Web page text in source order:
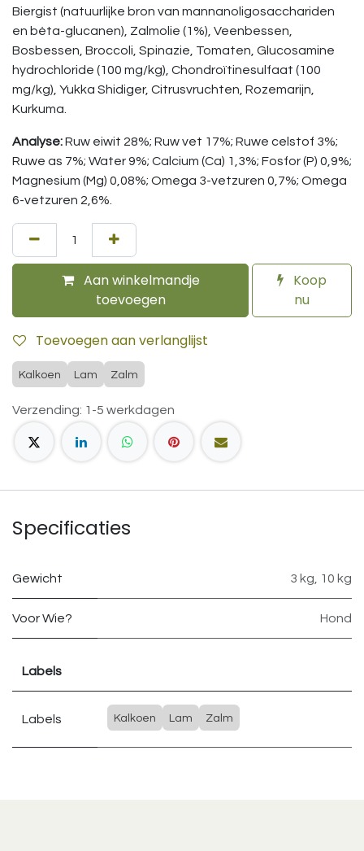
Biergist (natuurlijke bron van mannanoligosacchariden
en bèta-glucanen), Zalmolie (1%), Veenbessen,
Bosbessen, Broccoli, Spinazie, Tomaten, Glucosamine
hydrochloride (100 mg/kg), Chondroïtinesulfaat (100
mg/kg), Yukka Shidiger, Citrusvruchten, Rozemarijn,
Kurkuma.
Analyse:Ruw eiwit 28%; Ruw vet 17%; Ruwe celstof 3%;
Ruwe as 7%; Water 9%; Calcium (Ca) 1,3%; Fosfor (P) 0,9%;
Magnesium (Mg) 0,08%; Omega 3-vetzuren 0,7%; Omega
6-vetzuren 2,6%.
Aan winkelmandje
toevoegen
Koop
nu
Toevoegen aan verlanglijst
Kalkoen Lam Zalm
Verzending: 1-5 werkdagen
Specificaties
Gewicht 3 kg, 10 kg
Voor Wie? Hond
Labels
Labels Kalkoen Lam Zalm